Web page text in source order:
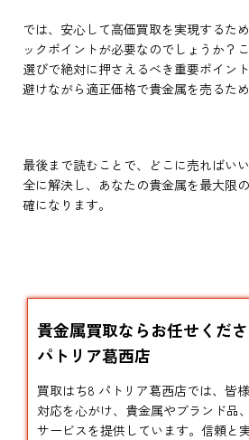
では、安心して高価買取を実現するた
ックポイントが必要なのでしょうか？
選びで絶対に押さえるべき重要ポイン
避けながら適正価格で貴金属を売るた
最後まで読むことで、どこに売ればい
全に解決し、あなたの貴金属を最大限
確になります。
貴金属買取ならお任せくだ
パトリア葛西店
買取はち8 パトリア葛西店では、皆
対応を心がけ、貴金属やブランド品
サービスを提供しています。信頼と